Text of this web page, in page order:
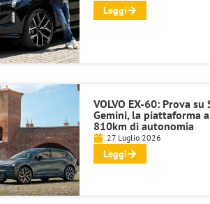
Leggi
VOLVO EX-60: Prova su
Gemini, la piattaforma
810km di autonomia
27 Luglio 2026
Leggi